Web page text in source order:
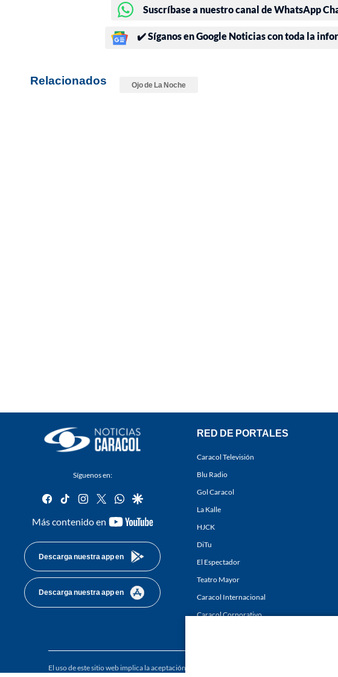
Suscríbase a nuestro canal de WhatsApp
✔️ Síganos en Google Noticias con toda la
Relacionados Ojo de La Noche
Síguenos en:
facebook
tiktok instagram
twitterwhatsapp
google
Más contenido en
youtube-
Descarga nuestra app en
Descarga nuestra app en
RED DE PORTALES
Caracol Televisión
Blu Radio
Gol Caracol
La Kalle
HJCK
DiTu
El Espectador
Teatro Mayor
Caracol Internacional
Caracol Corporativo
El uso de este sitio web implica la aceptación de los